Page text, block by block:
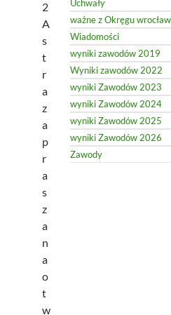
2
A
s
t
r
a
z
a
p
r
a
s
z
a
n
a
o
t
w
Uchwały
ważne z Okręgu
Wiadomości
wyniki zawodów 2019
Wyniki zawodów 2022
wyniki Zawodów 2023
wyniki Zawodów 2024
wyniki Zawodów 2025
wyniki Zawodów 2026
Zawody